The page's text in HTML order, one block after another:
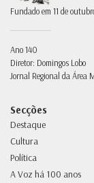
Fundado em 11 de
Ano 140
Diretor: Domingos Lobo
Jornal Regional da Área
Secções
Destaque
Cultura
Política
A Voz há 100 anos